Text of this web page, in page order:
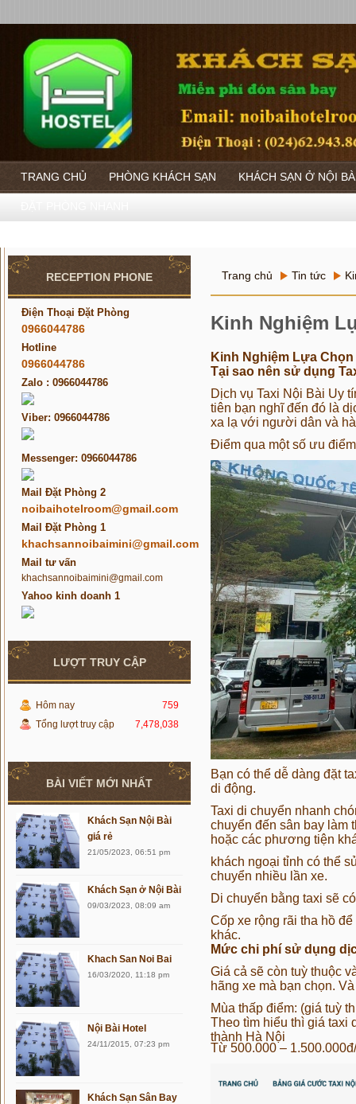
TRANG CHỦ PHÒNG KHÁCH SẠN KHÁCH SẠN Ở NỘI
RECEPTION PHONE
Điện Thoại Đặt Phòng
0966044786
Hotline
0966044786
Zalo : 0966044786
Viber: 0966044786
Messenger: 0966044786
Mail Đặt Phòng 2
noibaihotelroom@gmail.com
Mail Đặt Phòng 1
khachsannoibaimini@gmail.com
Mail tư vấn
khachsannoibaimini@gmail.com
Yahoo kinh doanh 1
LƯỢT TRUY CẬP
Hôm nay
759
Tổng lượt truy cập
7,478,038
BÀI VIẾT MỚI NHẤT
Khách Sạn Nội Bài
giá rẻ
21/05/2023, 06:51 pm
Khách Sạn ở Nội Bài
09/03/2023, 08:09 am
Khach San Noi Bai
16/03/2020, 11:18 pm
Nội Bài Hotel
24/11/2015, 07:23 pm
Khách Sạn Sân Bay
Trang chủ Tin tức
Kinh Nghiệm
Kinh Nghiệm Lựa Chọn
Tại sao nên sử dụng
Dịch vụ Taxi Nội Bài Uy
tiên bạn nghĩ đến đó là
xa lạ với người dân và
Điểm qua một số ưu
Bạn có thể dễ dàng đặt
di động.
Taxi di chuyển nhanh
chuyển đến sân bay làm
hoặc các phương tiện
khách ngoại tỉnh có thể
chuyển nhiều lần xe.
Di chuyển bằng taxi sẽ
Cốp xe rộng rãi tha hồ
khác.
Mức chi phí sử dụng
Giá cả sẽ còn tuỳ thuộc
hãng xe mà bạn chọn.
Mùa thấp điểm: (giá tuỳ
Theo tìm hiểu thì giá taxi
thành Hà Nội
Từ 500.000 –